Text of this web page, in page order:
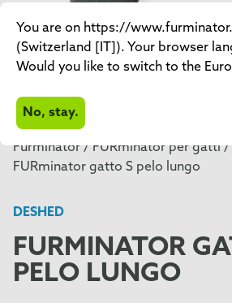
Furminator / FURminator per gatti /
FURminator gatto S pelo lungo
DESHED
FURMINATOR
PELO LUNGO
You are on https://
(Switzerland [IT]). Your browser
Would you like to switch to the
No, stay.